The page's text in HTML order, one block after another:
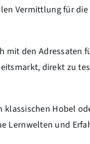
Vermittlung für
mit den Adressaten
direkt zu
Hobel
Lernwelten und